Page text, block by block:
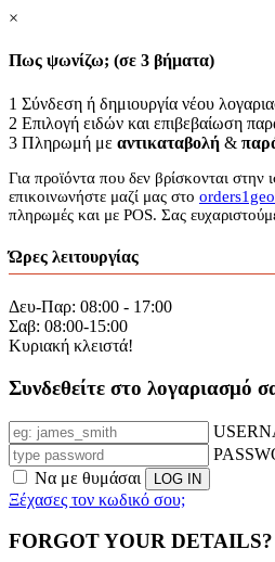
×
Πως ψωνίζω; (σε 3 βήματα)
1 Σύνδεση ή δημιουργία νέου
2 Επιλογή ειδών και επιβεβαίωση
3 Πληρωμή με αντικαταβολή &
Για προϊόντα που δεν βρίσκονται στην
επικοινωνήστε μαζί μας στο
πληρωμές και με POS. Σας
Ώρες λειτουργίας
Δευ-Παρ: 08:00 - 17:00
Σαβ: 08:00-15:00
Κυριακή κλειστά!
Συνδεθείτε στο λογαριασμό
Να με θυμάσαι
Ξέχασες τον κωδικό σου;
FORGOT YOUR DETAILS?